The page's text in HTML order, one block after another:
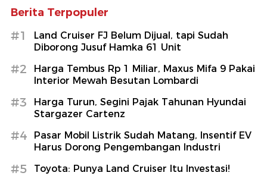
Berita Terpopuler
#1
Land Cruiser FJ Belum Dijual, tapi Sudah
Diborong Jusuf Hamka 61 Unit
#2
Harga Tembus Rp 1 Miliar, Maxus Mifa 9 Pakai
Interior Mewah Besutan Lombardi
#3
Harga Turun, Segini Pajak Tahunan Hyundai
Stargazer Cartenz
#4
Pasar Mobil Listrik Sudah Matang, Insentif EV
Harus Dorong Pengembangan Industri
#5 Toyota: Punya Land Cruiser Itu Investasi!